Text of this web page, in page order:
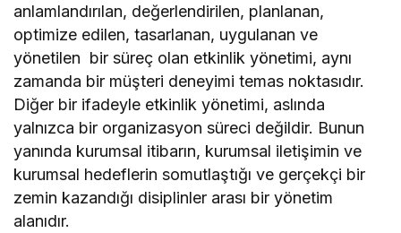
anlamlandırılan, değerlendirilen, planlanan,
optimize edilen, tasarlanan, uygulanan ve
yönetilen bir süreç olan etkinlik yönetimi, aynı
zamanda bir müşteri deneyimi temas noktasıdır.
Diğer bir ifadeyle etkinlik yönetimi, aslında
yalnızca bir organizasyon süreci değildir. Bunun
yanında kurumsal itibarın, kurumsal iletişimin ve
kurumsal hedeflerin somutlaştığı ve gerçekçi bir
zemin kazandığı disiplinler arası bir yönetim
alanıdır.